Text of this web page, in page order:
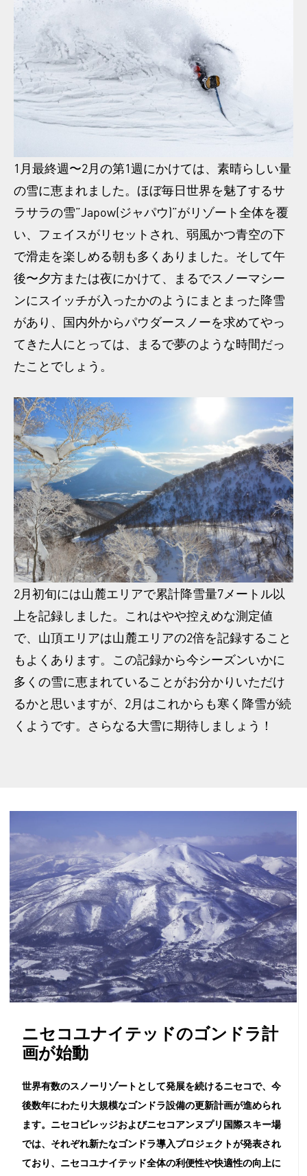
1月最終週〜2月の第1週にかけては、素晴らしい量
の雪に恵まれました。ほぼ毎日世界を魅了するサ
ラサラの雪”Japow(ジャパウ)”がリゾート全体を覆
い、フェイスがリセットされ、弱風かつ青空の下
で滑走を楽しめる朝も多くありました。そして午
後〜夕方または夜にかけて、まるでスノーマシー
ンにスイッチが入ったかのようにまとまった降雪
があり、国内外からパウダースノーを求めてやっ
てきた人にとっては、まるで夢のような時間だっ
たことでしょう。
2月初旬には山麓エリアで累計降雪量7メートル以
上を記録しました。これはやや控えめな測定値
で、山頂エリアは山麓エリアの2倍を記録すること
もよくあります。この記録から今シーズンいかに
多くの雪に恵まれていることがお分かりいただけ
るかと思いますが、2月はこれからも寒く降雪が続
くようです。さらなる大雪に期待しましょう！
ニセコユナイテッドのゴンドラ計
画が始動
世界有数のスノーリゾートとして発展を続けるニセコで、今
後数年にわたり大規模なゴンドラ設備の更新計画が進められ
ます。ニセコビレッジおよびニセコアンヌプリ国際スキー場
では、それぞれ新たなゴンドラ導入プロジェクトが発表され
ており、ニセコユナイテッド全体の利便性や快適性の向上に